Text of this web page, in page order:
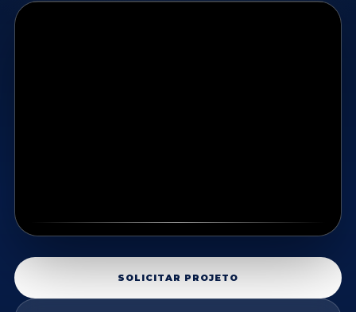
SOLICITAR PROJETO